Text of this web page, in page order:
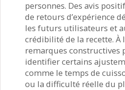
personnes. Des avis
de retours d’expérience
les futurs utilisateurs et
crédibilité de la recette. À
remarques constructives
identifier certains
comme le temps de
ou la difficulté réelle du